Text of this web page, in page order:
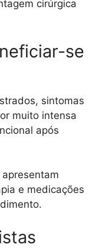
cirúrgica
se
sintomas
muito intensa
após
e medicações